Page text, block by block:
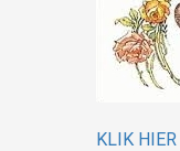
KLIK HIER